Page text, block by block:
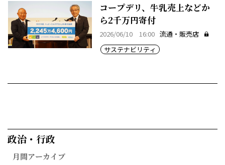
コープデリ、牛乳売上などか
ら2千万円寄付
2026/06/10 16:00 流通・販売店
サステナビリティ
政治・行政​
月間アーカイブ